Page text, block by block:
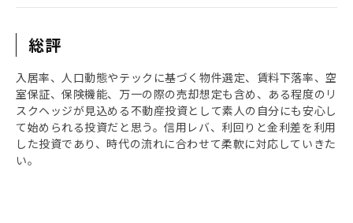
総評
入居率、人口動態やテックに基づく物件選定、賃料下落率、空
室保証、保険機能、万一の際の売却想定も含め、ある程度のリ
スクヘッジが見込める不動産投資として素人の自分にも安心し
て始められる投資だと思う。信用レバ、利回りと金利差を利用
した投資であり、時代の流れに合わせて柔軟に対応していきた
い。